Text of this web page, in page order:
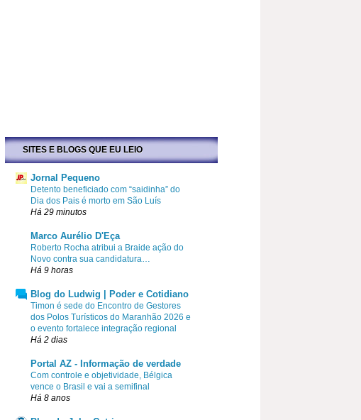
SITES E BLOGS QUE EU LEIO
Jornal Pequeno
Detento beneficiado com “saidinha” do
Dia dos Pais é morto em São Luís
Há 29 minutos
Marco Aurélio D'Eça
Roberto Rocha atribui a Braide ação do
Novo contra sua candidatura…
Há 9 horas
Blog do Ludwig | Poder e Cotidiano
Timon é sede do Encontro de Gestores
dos Polos Turísticos do Maranhão 2026 e
o evento fortalece integração regional
Há 2 dias
Portal AZ - Informação de verdade
Com controle e objetividade, Bélgica
vence o Brasil e vai a semifinal
Há 8 anos